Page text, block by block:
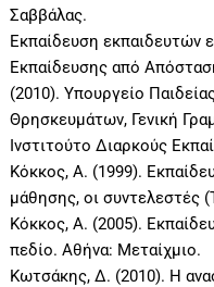
Σαββάλας.
Εκπαίδευση εκπαιδευτών
Εκπαίδευσης από
(2010). Υπουργείο
Θρησκευμάτων, Γενική
Ινστιτούτο Διαρκούς
Κόκκος, Α. (1999).
μάθησης, οι
Κόκκος, Α. (2005).
πεδίο. Αθήνα: Μεταίχμιο.
Κωτσάκης, Δ. (2010). Η